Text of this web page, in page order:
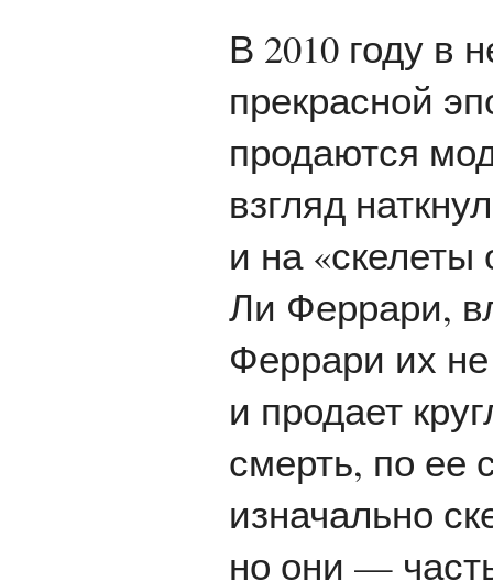
В 2010 году в
прекрасной
продаются
взгляд
и на «скелеты
Ли Феррари,
Феррари их
и продает
смерть, по ее
изначально
но они —